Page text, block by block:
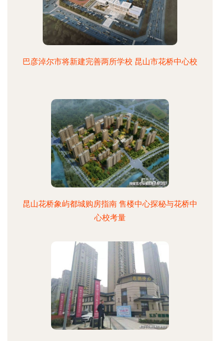
巴彦淖尔市将新建完善两所学校 昆山市花桥中心校
昆山花桥象屿都城购房指南 售楼中心探秘与花桥中
心校考量